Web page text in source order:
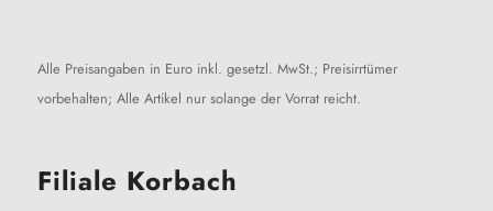
Alle Preisangaben in Euro inkl. gesetzl. MwSt.; Preisirrtümer
vorbehalten; Alle Artikel nur solange der Vorrat reicht.
Filiale Korbach